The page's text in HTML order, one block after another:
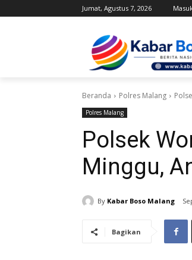
Jumat, Agustus 7, 2026
Beranda Polres Malang
Polres Malang
Polsek
Minggu,
By Kabar Boso Malang
Bagikan